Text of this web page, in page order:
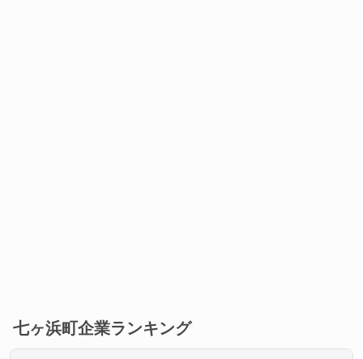
七ヶ浜町企業ランキング